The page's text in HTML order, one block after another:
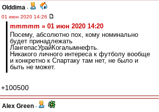
Olddima -
01 июн 2020 14:26
mmmmm » 01 июн 2020 14:20
Посему, абсолютно пох, кому номинально
будет принадлежать
ЛангепасУрайКогалымнефть.
Никакого личного интереса к футболу вообще
и конкретно к Спартаку там нет, не было и
быть не может.
+100500
Alex Green -